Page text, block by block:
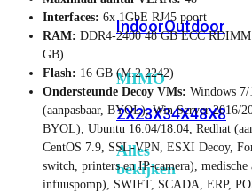
IndoorOutdoor
MIMO
2X23X34X48X8
Alles
bekijken
Interfaces: 6x 1GbE RJ45 poort
RAM: DDR4-2400 48 GB ECC
GB)
Flash: 16 GB (M.2 2242)
Ondersteunde Decoy VMs: Windows 7/
(aanpasbaar, BYOL), Win Server 2016/
BYOL), Ubuntu 16.04/18.04, Redhat
CentOS 7.9, SSL-VPN, ESXI Decoy,
switch, printers en IP-camera), medische
infuuspomp), SWIFT, SCADA, ERP,